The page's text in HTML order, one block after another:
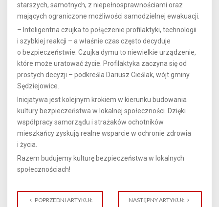
starszych, samotnych, z niepełnosprawnościami oraz
mających ograniczone możliwości samodzielnej ewakuacji.
– Inteligentna czujka to połączenie profilaktyki, technologii
i szybkiej reakcji – a właśnie czas często decyduje
o bezpieczeństwie. Czujka dymu to niewielkie urządzenie,
które może uratować życie. Profilaktyka zaczyna się od
prostych decyzji – podkreśla Dariusz Cieślak, wójt gminy
Sędziejowice.
Inicjatywa jest kolejnym krokiem w kierunku budowania
kultury bezpieczeństwa w lokalnej społeczności. Dzięki
współpracy samorządu i strażaków ochotników
mieszkańcy zyskują realne wsparcie w ochronie zdrowia
i życia.
Razem budujemy kulturę bezpieczeństwa w lokalnych
społecznościach!
POPRZEDNI ARTYKUŁ NASTĘPNY ARTYKUŁ